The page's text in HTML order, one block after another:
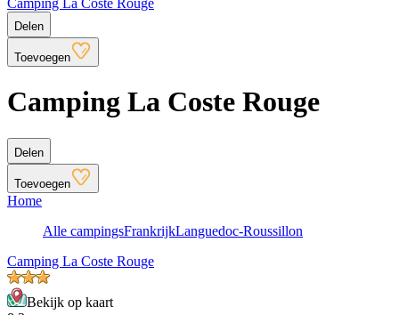
Delen
Toevoegen
Camping La Coste Rouge
Delen
Toevoegen
Home
Alle campingsFrankrijkLanguedoc-Roussillon
Camping La Coste Rouge
Bekijk op kaart